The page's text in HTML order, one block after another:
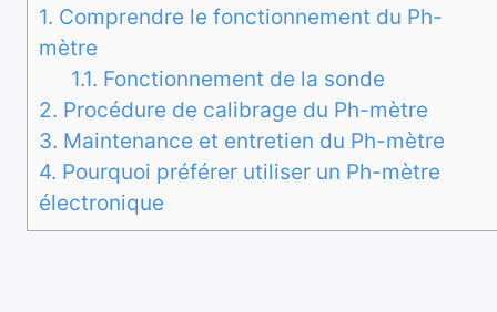
1. Comprendre le fonctionnement du Ph-
mètre
1.1. Fonctionnement de la sonde
2. Procédure de calibrage du Ph-mètre
3. Maintenance et entretien du Ph-mètre
4. Pourquoi préférer utiliser un Ph-mètre
électronique